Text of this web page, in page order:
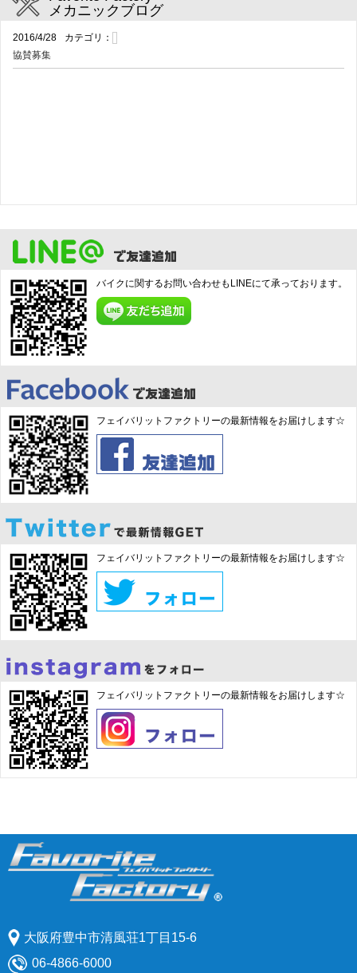
メカニックブログ
2016/4/28
カテゴリ：
協賛募集
バイクに関するお問い合わせもLINEにて承っております。
フェイバリットファクトリーの最新情報をお届けします☆
フェイバリットファクトリーの最新情報をお届けします☆
フェイバリットファクトリーの最新情報をお届けします☆
大阪府豊中市清風荘1丁目15-6
06-4866-6000